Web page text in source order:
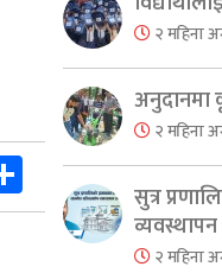
Share
२ महिना
अनुदानमा
२ महिना
सुत्र
व्यवस्थापन
२ महिना